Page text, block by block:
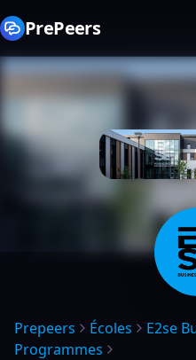
PrePeers
Prepeers Écoles
E2se
Programmes